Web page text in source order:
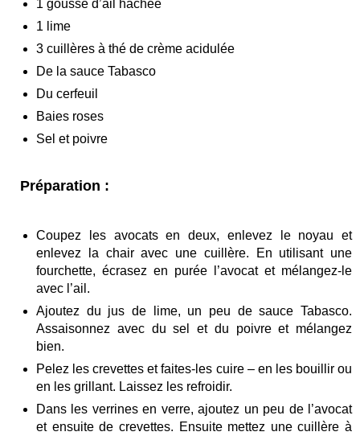
1 gousse d’ail hachée
1 lime
3 cuillères à thé de crème acidulée
De la sauce Tabasco
Du cerfeuil
Baies roses
Sel et poivre
Préparation :
Coupez les avocats en deux, enlevez le noyau et
enlevez la chair avec une cuillère. En utilisant une
fourchette, écrasez en purée l’avocat et mélangez-le
avec l’ail.
Ajoutez du jus de lime, un peu de sauce Tabasco.
Assaisonnez avec du sel et du poivre et mélangez
bien.
Pelez les crevettes et faites-les cuire – en les bouillir ou
en les grillant. Laissez les refroidir.
Dans les verrines en verre, ajoutez un peu de l’avocat
et ensuite de crevettes. Ensuite mettez une cuillère à